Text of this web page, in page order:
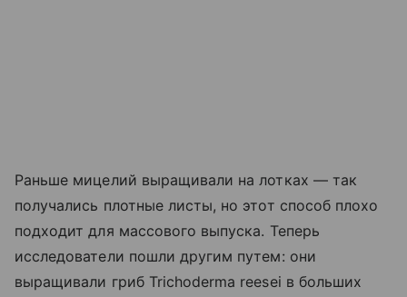
Раньше мицелий выращивали на лотках — так
получались плотные листы, но этот способ плохо
подходит для массового выпуска. Теперь
исследователи пошли другим путем: они
выращивали гриб Trichoderma reesei в больших